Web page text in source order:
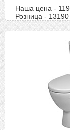
Наша цена -
Розница - 13190